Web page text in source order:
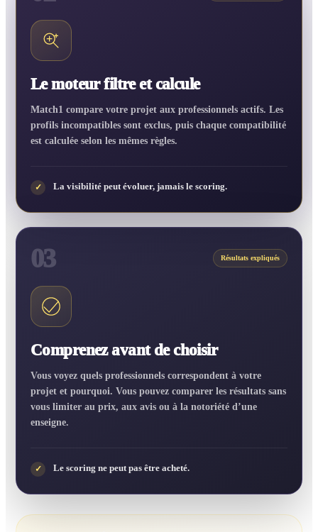
Le moteur filtre et calcule
Match1 compare votre projet aux professionnels actifs. Les
profils incompatibles sont exclus, puis chaque compatibilité
est calculée selon les mêmes règles.
✓ La visibilité peut évoluer, jamais le scoring.
03 Résultats expliqués
Comprenez avant de choisir
Vous voyez quels professionnels correspondent à votre
projet et pourquoi. Vous pouvez comparer les résultats sans
vous limiter au prix, aux avis ou à la notoriété d’une
enseigne.
✓ Le scoring ne peut pas être acheté.